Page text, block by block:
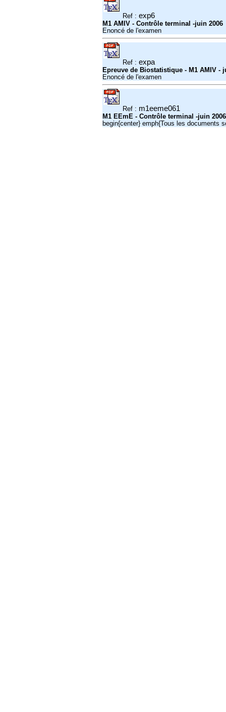
Ref : exp6
M1 AMIV - Contrôle terminal -juin 2006
Enoncé de l'examen
Ref : expa
Epreuve de Biostatistique - M1 AMIV -
Enoncé de l'examen
Ref : m1eeme061
M1 EEmE - Contrôle terminal -juin 2006
begin{center} emph{Tous les documents